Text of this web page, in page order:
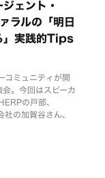
ェント・
ラルの「明日
」実践的Tips
コミュニティが開
。今回はスピーカ
の戸部、
の加賀谷さん、